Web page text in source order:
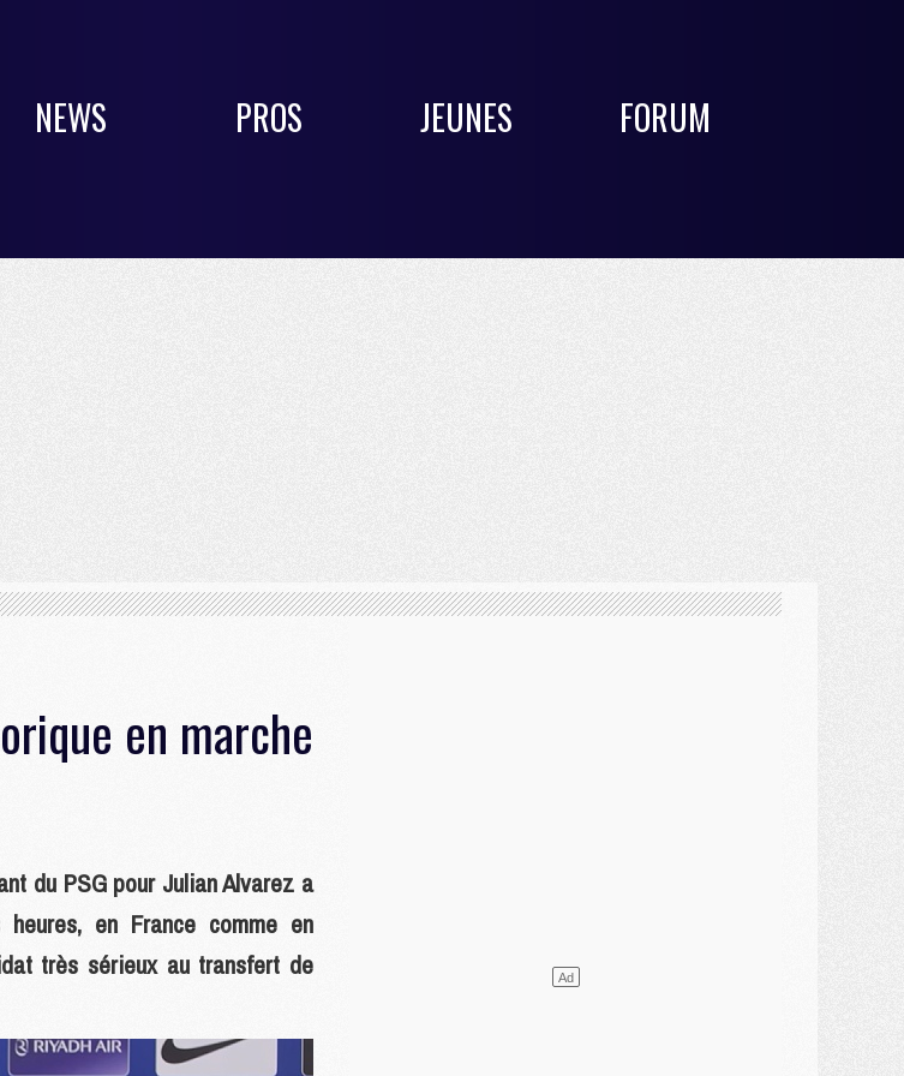
NEWS PROS JEUNES FORUM
en marche
du PSG pour Julian Alvarez a
en France comme en
très sérieux au transfert de